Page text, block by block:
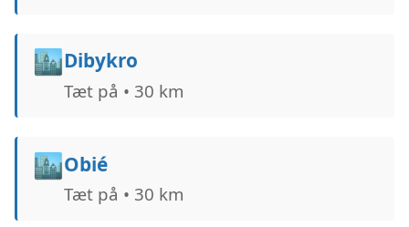
🏙️Dibykro
Tæt på • 30 km
🏙️Obié
Tæt på • 30 km